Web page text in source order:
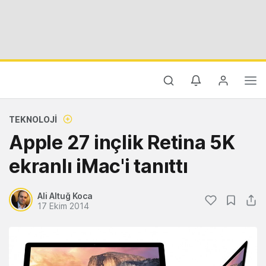
TEKNOLOJI
Apple 27 inçlik Retina 5K
ekranlı iMac'i tanıttı
Ali Altuğ Koca
17 Ekim 2014